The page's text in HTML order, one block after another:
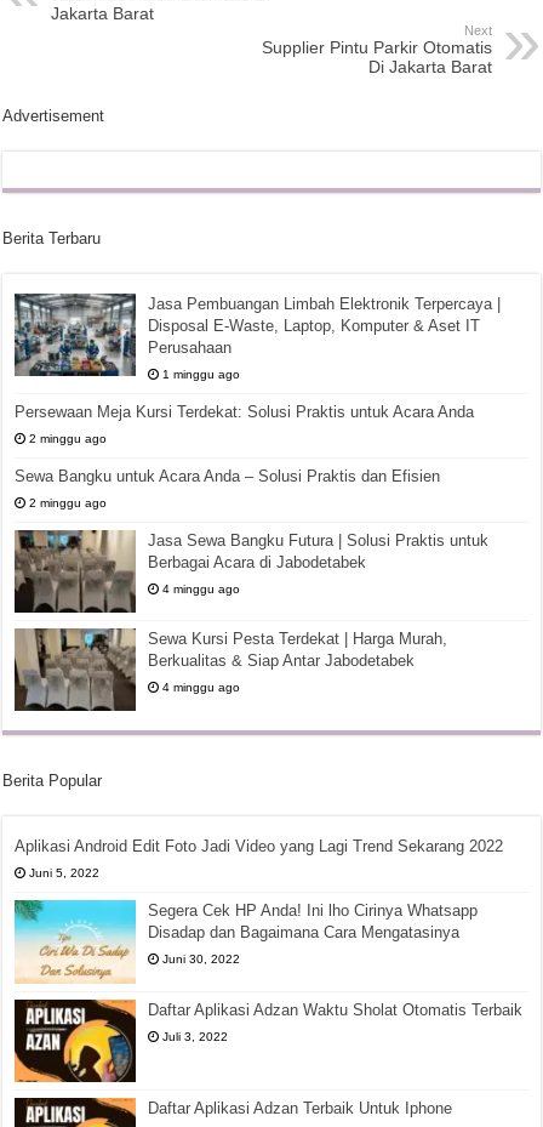
Jakarta Barat
Next
Supplier Pintu Parkir Otomatis
Di Jakarta Barat
Advertisement
Berita Terbaru
Jasa Pembuangan Limbah Elektronik Terpercaya |
Disposal E-Waste, Laptop, Komputer & Aset IT
Perusahaan
1 minggu ago
Persewaan Meja Kursi Terdekat: Solusi Praktis untuk Acara Anda
2 minggu ago
Sewa Bangku untuk Acara Anda – Solusi Praktis dan Efisien
2 minggu ago
Jasa Sewa Bangku Futura | Solusi Praktis untuk
Berbagai Acara di Jabodetabek
4 minggu ago
Sewa Kursi Pesta Terdekat | Harga Murah,
Berkualitas & Siap Antar Jabodetabek
4 minggu ago
Berita Popular
Aplikasi Android Edit Foto Jadi Video yang Lagi Trend Sekarang 2022
Juni 5, 2022
Segera Cek HP Anda! Ini lho Cirinya Whatsapp
Disadap dan Bagaimana Cara Mengatasinya
Juni 30, 2022
Daftar Aplikasi Adzan Waktu Sholat Otomatis Terbaik
Juli 3, 2022
Daftar Aplikasi Adzan Terbaik Untuk Iphone